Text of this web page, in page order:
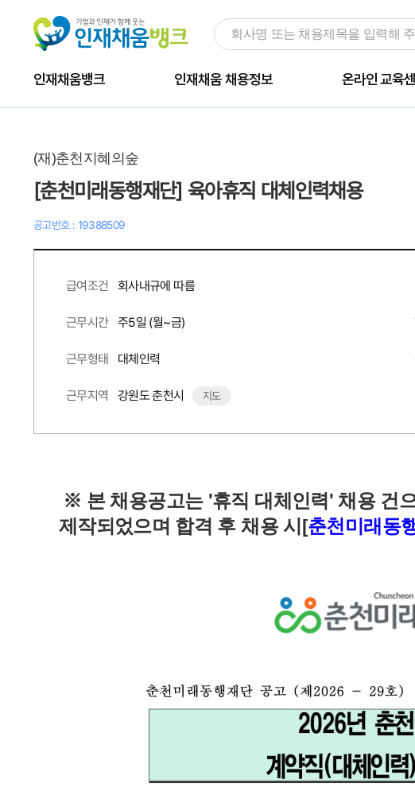
인재채움뱅크 인재채움 채용정보 온라인 교육
(재)춘천지혜의숲
[춘천미래동행재단] 육아휴직 대체인력채용
공고번호 : 19388509
급여조건 회사내규에 따름
근무시간 주5일 (월~금)
근무형태 대체인력
근무지역 강원도 춘천시 지도
※ 본 채용공고는 '휴직 대체인력' 채용 건
제작되었으며 합격 후 채용 시[춘천미래동